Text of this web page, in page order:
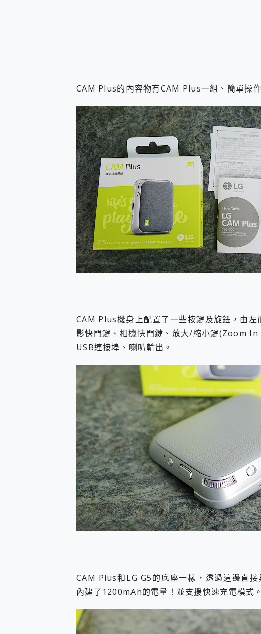
CAM Plus的內容物有CAM Plus一組、簡單操
CAM Plus機身上配置了一些按鍵及旋鈕，由
影快門鍵、相機快門鍵、放大/縮小鍵(Zoom
USB連接埠、喇叭輸出。
CAM Plus和LG G5的底座一樣，透過這邊直
內建了1200mAh的電量！並支援快速充電模式。